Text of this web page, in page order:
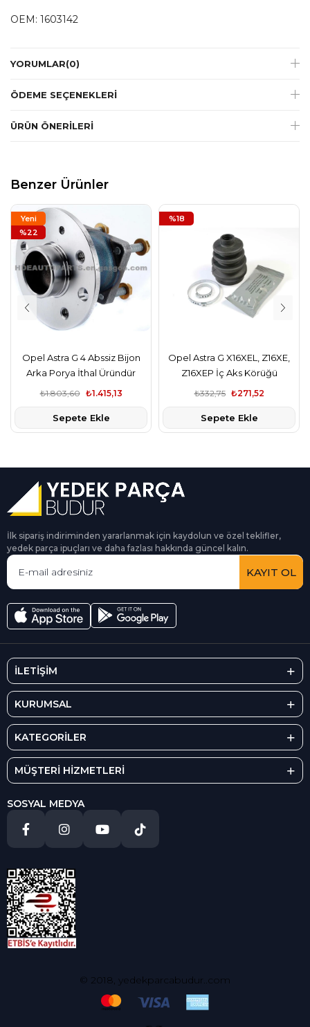
OEM: 1603142
YORUMLAR(0)
ÖDEME SEÇENEKLERI
ÜRÜN ÖNERILERI
Benzer Ürünler
Opel Astra G 4 Abssiz Bijon
Arka Porya İthal Üründür
₺1.415,13
₺1.803,60
Sepete Ekle
Yeni
Ürün
%22
Opel Astra G X16XEL, Z16XE,
Z16XEP İç Aks Körüğü
₺271,52
₺332,75
Sepete Ekle
%18
İlk sipariş indiriminden yararlanmak için kaydolun ve özel teklifler,
yedek parça ipuçları ve daha fazlası hakkında güncel kalın.
KAYIT OL
İLETİŞİM
KURUMSAL
KATEGORİLER
MÜŞTERİ HİZMETLERİ
SOSYAL MEDYA
© 2018, yedekparcabudur..com